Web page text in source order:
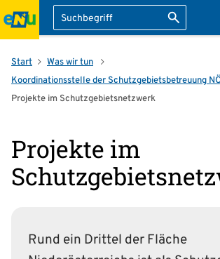
Suche Suche
überspringen
Start
Was wir tun
Koordinations­stelle der Schutzgebiets­betreuung
Projekte im Schutzgebiets­netzwerk
Projekte im
Rund ein Drittel der Fläche